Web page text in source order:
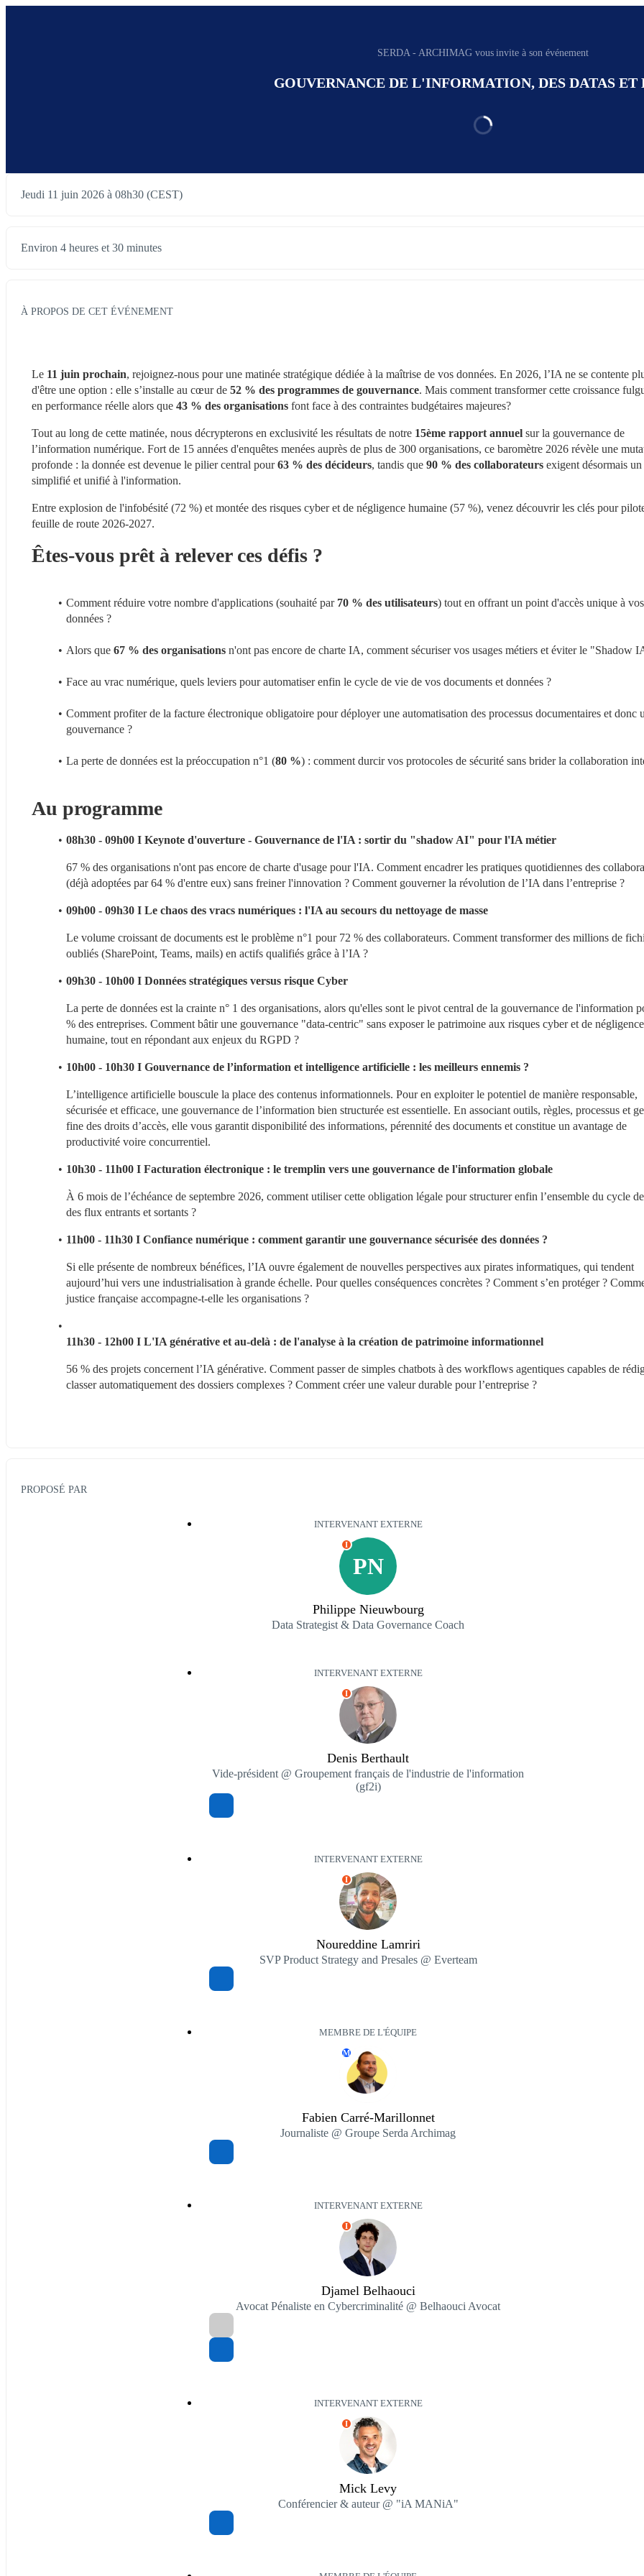
SERDA - ARCHIMAG vous invite à son événement
GOUVERNANCE DE L'INFORMATION, DES DATAS ET
Jeudi 11 juin 2026 à 08h30 (CEST)
Environ 4 heures et 30 minutes
À PROPOS DE CET ÉVÉNEMENT
Le 11 juin prochain, rejoignez-nous pour une matinée stratégique dédiée à la maîtrise de vos données. En 2026, l’IA ne se contente
d'être une option : elle s’installe au cœur de 52 % des programmes de gouvernance. Mais comment transformer cette croissance
en performance réelle alors que 43 % des organisations font face à des contraintes budgétaires majeures?
Tout au long de cette matinée, nous décrypterons en exclusivité les résultats de notre 15ème rapport annuel sur la gouvernance de
l’information numérique. Fort de 15 années d'enquêtes menées auprès de plus de 300 organisations, ce baromètre 2026 révèle une
profonde : la donnée est devenue le pilier central pour 63 % des décideurs, tandis que 90 % des collaborateurs exigent désormais un
simplifié et unifié à l'information.
Entre explosion de l'infobésité (72 %) et montée des risques cyber et de négligence humaine (57 %), venez découvrir les clés pour
feuille de route 2026-2027.
Êtes-vous prêt à relever ces défis ?
Comment réduire votre nombre d'applications (souhaité par 70 % des utilisateurs) tout en offrant un point d'accès unique à vos
données ?
Alors que 67 % des organisations n'ont pas encore de charte IA, comment sécuriser vos usages métiers et éviter le "Shadow
Face au vrac numérique, quels leviers pour automatiser enfin le cycle de vie de vos documents et données ?
Comment profiter de la facture électronique obligatoire pour déployer une automatisation des processus documentaires et donc
gouvernance ?
La perte de données est la préoccupation n°1 (80 %) : comment durcir vos protocoles de sécurité sans brider la collaboration
Au programme
08h30 - 09h00 I Keynote d'ouverture - Gouvernance de l'IA : sortir du "shadow AI" pour l'IA métier
67 % des organisations n'ont pas encore de charte d'usage pour l'IA. Comment encadrer les pratiques quotidiennes des
(déjà adoptées par 64 % d'entre eux) sans freiner l'innovation ? Comment gouverner la révolution de l’IA dans l’entreprise ?
09h00 - 09h30 I Le chaos des vracs numériques : l'IA au secours du nettoyage de masse
Le volume croissant de documents est le problème n°1 pour 72 % des collaborateurs. Comment transformer des millions de
oubliés (SharePoint, Teams, mails) en actifs qualifiés grâce à l’IA ?
09h30 - 10h00 I Données stratégiques versus risque Cyber
La perte de données est la crainte n° 1 des organisations, alors qu'elles sont le pivot central de la gouvernance de l'information
% des entreprises. Comment bâtir une gouvernance "data-centric" sans exposer le patrimoine aux risques cyber et de négligence
humaine, tout en répondant aux enjeux du RGPD ?
10h00 - 10h30 I Gouvernance de l’information et intelligence artificielle : les meilleurs ennemis ?
L’intelligence artificielle bouscule la place des contenus informationnels. Pour en exploiter le potentiel de manière responsable,
sécurisée et efficace, une gouvernance de l’information bien structurée est essentielle. En associant outils, règles, processus et
fine des droits d’accès, elle vous garantit disponibilité des informations, pérennité des documents et constitue un avantage de
productivité voire concurrentiel.
10h30 - 11h00 I Facturation électronique : le tremplin vers une gouvernance de l'information globale
À 6 mois de l’échéance de septembre 2026, comment utiliser cette obligation légale pour structurer enfin l’ensemble du cycle
des flux entrants et sortants ?
11h00 - 11h30 I Confiance numérique : comment garantir une gouvernance sécurisée des données ?
Si elle présente de nombreux bénéfices, l’IA ouvre également de nouvelles perspectives aux pirates informatiques, qui tendent
aujourd’hui vers une industrialisation à grande échelle. Pour quelles conséquences concrètes ? Comment s’en protéger ?
justice française accompagne-t-elle les organisations ?
11h30 - 12h00 I L'IA générative et au-delà : de l'analyse à la création de patrimoine informationnel
56 % des projets concernent l’IA générative. Comment passer de simples chatbots à des workflows agentiques capables de
classer automatiquement des dossiers complexes ? Comment créer une valeur durable pour l’entreprise ?
PROPOSÉ PAR
INTERVENANT EXTERNE
PN
I
Philippe Nieuwbourg
Data Strategist & Data Governance Coach
INTERVENANT EXTERNE
I
Denis Berthault
Vide-président @ Groupement français de l'industrie de l'information
(gf2i)
INTERVENANT EXTERNE
I
Noureddine Lamriri
SVP Product Strategy and Presales @ Everteam
MEMBRE DE L'ÉQUIPE
M
Fabien Carré-Marillonnet
Journaliste @ Groupe Serda Archimag
INTERVENANT EXTERNE
I
Djamel Belhaouci
Avocat Pénaliste en Cybercriminalité @ Belhaouci Avocat
INTERVENANT EXTERNE
I
Mick Levy
Conférencier & auteur @ "iA MANiA"